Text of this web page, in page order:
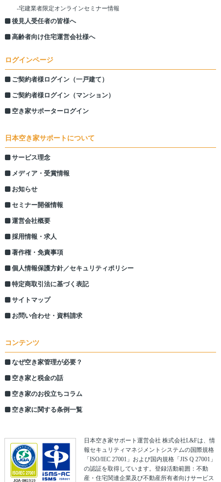
-宅建業者限定オンラインセミナー情報
後見人受任者の皆様へ
高齢者向け住宅運営会社様へ
ログインページ
ご契約者様ログイン（一戸建て）
ご契約者様ログイン（マンション）
空き家サポーターログイン
日本空き家サポートについて
サービス理念
メディア・受賞情報
お知らせ
セミナー開催情報
運営会社概要
採用情報・求人
著作権・免責事項
個人情報保護方針／セキュリティポリシー
特定商取引法に基づく表記
サイトマップ
お問い合わせ・資料請求
コンテンツ
なぜ空き家管理が必要？
空き家と税金の話
空き家のお役立ちコラム
空き家に関する条例一覧
日本空き家サポート運営会社 株式会社L&Fは、情
報セキュリティマネジメントシステムの国際規格
「ISO/IEC 27001」および国内規格「JIS Q 27001」
の認証を取得しています。登録活動範囲：不動
産・住宅関連企業及び不動産所有者向けサービス